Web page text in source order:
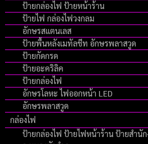
ป้ายกล่องไฟ ป้ายหน้าร้าน
ป้ายไฟ กล่องไฟวงกลม
อักษรสแตนเลส
ป้ายพื้นหลังเมทัลชีท อักษรพลาสวูด
ป้ายกัดกรด
ป้ายอะคริลิค
ป้ายกล่องไฟ
อักษรโลหะ ไฟออกหน้า LED
อักษรพลาสวูด
กล่องไฟ
ป้ายกล่องไฟ ป้ายไฟหน้าร้าน ป้ายสำนั